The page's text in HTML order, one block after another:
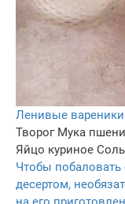
Ленивые вареники
Творог Мука
Яйцо куриное Соль
Чтобы
десертом,